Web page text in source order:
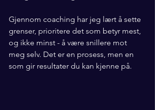
Gjennom coaching har jeg lært å sette
grenser, prioritere det som betyr mest,
og ikke minst - å være snillere mot
meg selv. Det er en prosess, men en
som gir resultater du kan kjenne på.